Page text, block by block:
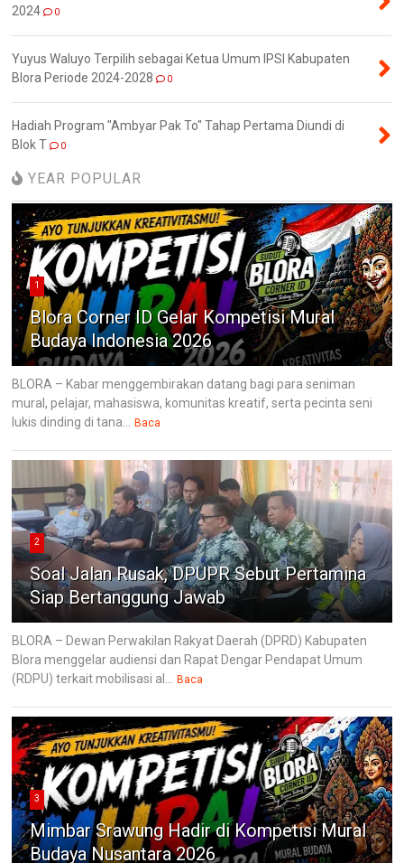
2024
0
Yuyus Waluyo Terpilih sebagai Ketua Umum IPSI Kabupaten
Blora Periode 2024-2028
0
Hadiah Program "Ambyar Pak To" Tahap Pertama Diundi di
Blok T
0
YEAR POPULAR
1
Blora Corner ID Gelar Kompetisi Mural
Budaya Indonesia 2026
BLORA – Kabar menggembirakan datang bagi para seniman
mural, pelajar, mahasiswa, komunitas kreatif, serta pecinta seni
lukis dinding di tana...
Baca
2
Soal Jalan Rusak, DPUPR Sebut Pertamina
Siap Bertanggung Jawab
BLORA – Dewan Perwakilan Rakyat Daerah (DPRD) Kabupaten
Blora menggelar audiensi dan Rapat Dengar Pendapat Umum
(RDPU) terkait mobilisasi al...
Baca
3
Mimbar Srawung Hadir di Kompetisi Mural
Budaya Nusantara 2026